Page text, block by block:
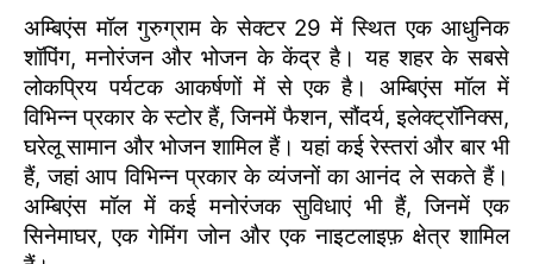
अम्बिएंस मॉल गुरुग्राम के सेक्टर 29 में स्थित एक आधुनिक
शॉपिंग, मनोरंजन और भोजन के केंद्र है। यह शहर के सबसे
लोकप्रिय पर्यटक आकर्षणों में से एक है। अम्बिएंस मॉल में
विभिन्न प्रकार के स्टोर हैं, जिनमें फैशन, सौंदर्य, इलेक्ट्रॉनिक्स,
घरेलू सामान और भोजन शामिल हैं। यहां कई रेस्तरां और बार भी
हैं, जहां आप विभिन्न प्रकार के व्यंजनों का आनंद ले सकते हैं।
अम्बिएंस मॉल में कई मनोरंजक सुविधाएं भी हैं, जिनमें एक
सिनेमाघर, एक गेमिंग जोन और एक नाइटलाइफ़ क्षेत्र शामिल